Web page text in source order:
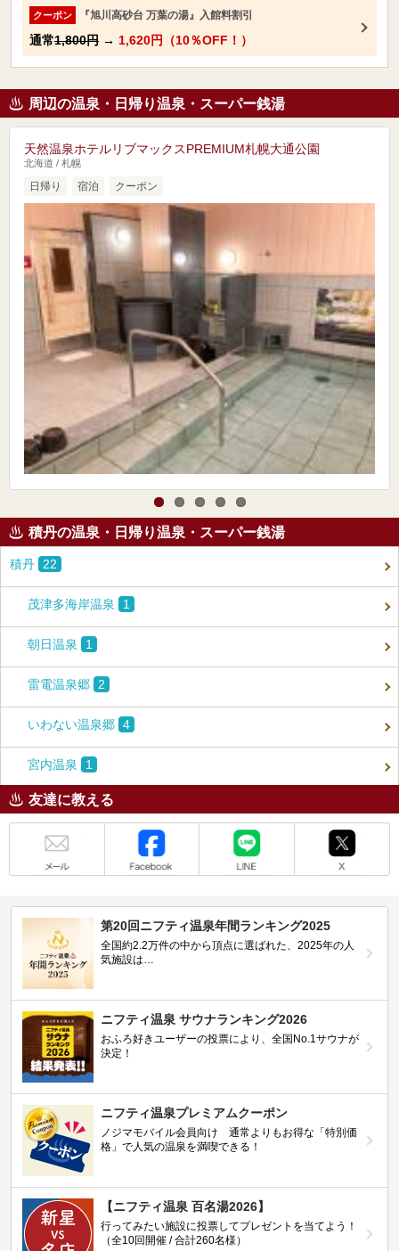
クーポン 『旭川高砂台 万葉の湯』入館料割引
通常1,800円 → 1,620円（10％OFF！）
周辺の温泉・日帰り温泉・スーパー銭湯
天然温泉ホテルリブマックスPREMIUM札幌大通公園
北海道 / 札幌
日帰り 宿泊 クーポン
積丹の温泉・日帰り温泉・スーパー銭湯
積丹 22
茂津多海岸温泉 1
朝日温泉 1
雷電温泉郷 2
いわない温泉郷 4
宮内温泉 1
友達に教える
第20回ニフティ温泉年間ランキング2025
全国約2.2万件の中から頂点に選ばれた、2025年の人
気施設は…
ニフティ温泉 サウナランキング2026
おふろ好きユーザーの投票により、全国No.1サウナが
決定！
ニフティ温泉プレミアムクーポン
ノジマモバイル会員向け 通常よりもお得な「特別価
格」で人気の温泉を満喫できる！
【ニフティ温泉 百名湯2026】
行ってみたい施設に投票してプレゼントを当てよう！
（全10回開催 / 合計260名様）